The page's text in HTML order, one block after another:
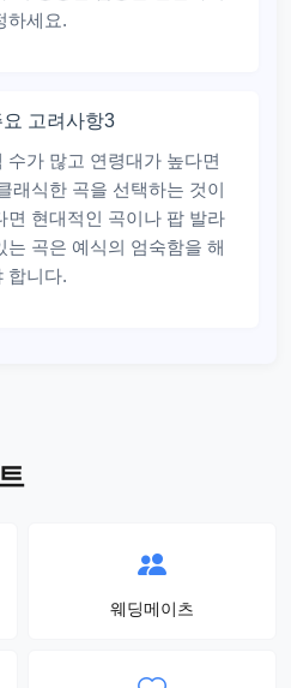
하세요.
고려사항3
수가 많고 연령대가 높다면
래식한 곡을 선택하는 것이
면 현대적인 곡이나 팝 발라
는 곡은 예식의 엄숙함을 해
합니다.
웨딩메이츠